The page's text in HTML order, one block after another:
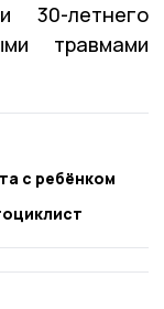
30-летнего
травмами
с ребёнком